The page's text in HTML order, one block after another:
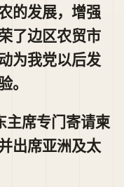
的发展，增强
了边区农贸市
为我党以后发
。
主席专门寄请柬
出席亚洲及太